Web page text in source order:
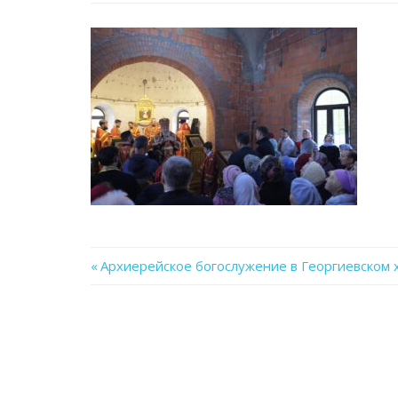
Previous
Архиерейское богослужение в